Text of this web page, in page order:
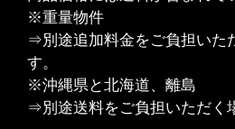
※重量物件
⇒別途追加料金をご負担いた
す。
※沖縄県と北海道、離島
⇒別途送料をご負担いただく